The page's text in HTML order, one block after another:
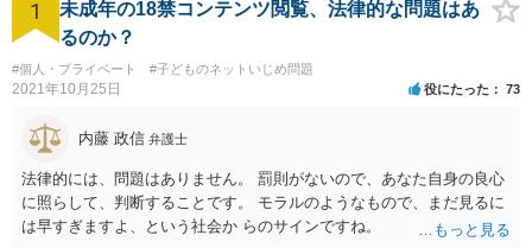
1
未成年の18禁コンテンツ閲覧、法律的な問題はあ
るのか？
#個人・プライベート #子どものネットいじめ問題
2021年10月25日 役にたった 73
内藤 政信 弁護士
法律的には、問題はありません。 罰則がないので、あなた自身の良心
に照らして、判断することです。 モラルのようなもので、まだ見るに
は早すぎますよ、という社会か らのサインですね。